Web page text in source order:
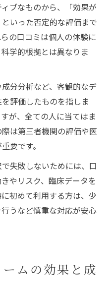
ブなものから、「効果が
いった否定的な評価まで
の口コミは個人の体験に
学的根拠とは異なりま
分分析など、客観的なデ
評価したものを指しま
が、全ての人に当てはま
は第三者機関の評価や医
要です。
失敗しないためには、口
やリスク、臨床データを
初めて利用する方は、少
うなど慎重な対応が安心
ムの効果と成